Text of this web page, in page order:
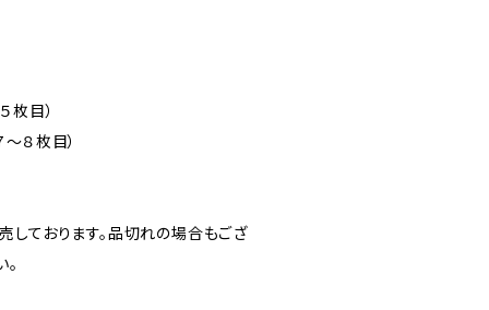
枚目）
８枚目）
ております。品切れの場合もござ